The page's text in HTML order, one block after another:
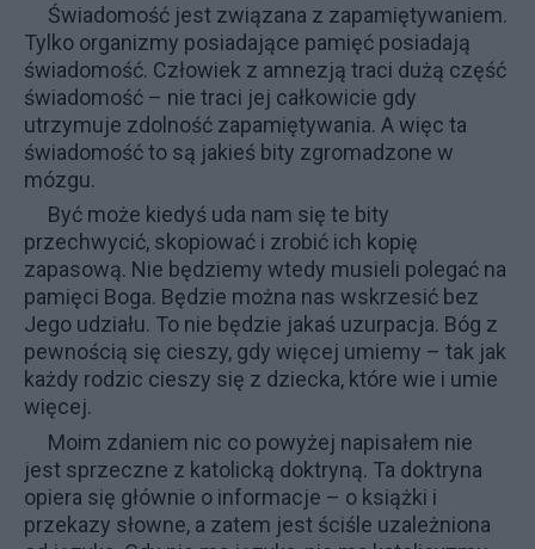
Świadomość jest związana z zapamiętywaniem.
Tylko organizmy posiadające pamięć posiadają
świadomość. Człowiek z amnezją traci dużą część
świadomość – nie traci jej całkowicie gdy
utrzymuje zdolność zapamiętywania. A więc ta
świadomość to są jakieś bity zgromadzone w
mózgu.
Być może kiedyś uda nam się te bity
przechwycić, skopiować i zrobić ich kopię
zapasową. Nie będziemy wtedy musieli polegać na
pamięci Boga. Będzie można nas wskrzesić bez
Jego udziału. To nie będzie jakaś uzurpacja. Bóg z
pewnością się cieszy, gdy więcej umiemy – tak jak
każdy rodzic cieszy się z dziecka, które wie i umie
więcej.
Moim zdaniem nic co powyżej napisałem nie
jest sprzeczne z katolicką doktryną. Ta doktryna
opiera się głównie o informacje – o książki i
przekazy słowne, a zatem jest ściśle uzależniona